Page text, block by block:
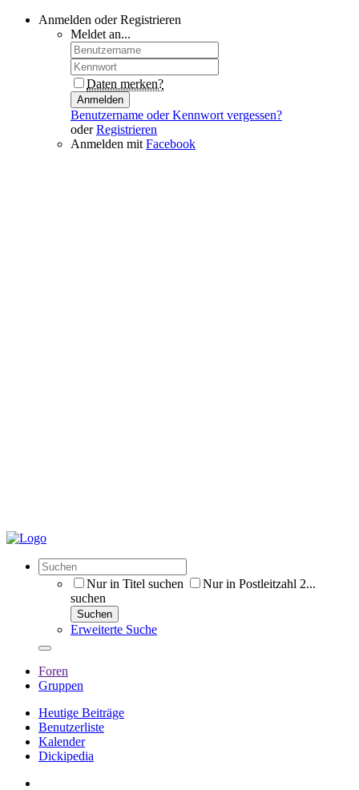
Anmelden oder Registrieren
Meldet an...
Daten merken?
Anmelden
Benutzername oder Kennwort vergessen?
oderRegistrieren
Anmelden mit Facebook
Nur in Titel suchen
Nur in Postleitzahl 2...
suchen
Suchen
Erweiterte Suche
Foren
Gruppen
Heutige Beiträge
Benutzerliste
Kalender
Dickipedia